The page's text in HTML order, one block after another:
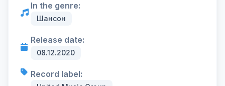
In the genre:
Шансон
Release date:
08.12.2020
Record label: